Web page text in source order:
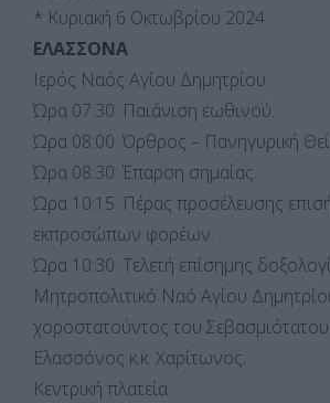
* Κυριακή 6 Οκτωβρίου 2024
ΕΛΑΣΣΟΝΑ
Ιερός Ναός Αγίου Δημητρίου
Ώρα 07:30: Παιάνιση εωθινού.
Ώρα 08:00: Όρθρος – Πανηγυρική
Ώρα 08:30: Έπαρση σημαίας.
Ώρα 10:15: Πέρας προσέλευσης
εκπροσώπων φορέων.
Ώρα 10:30: Τελετή επίσημης
Μητροπολιτικό Ναό Αγίου
χοροστατούντος του
Ελασσόνος κ.κ. Χαρίτωνος.
Κεντρική πλατεία